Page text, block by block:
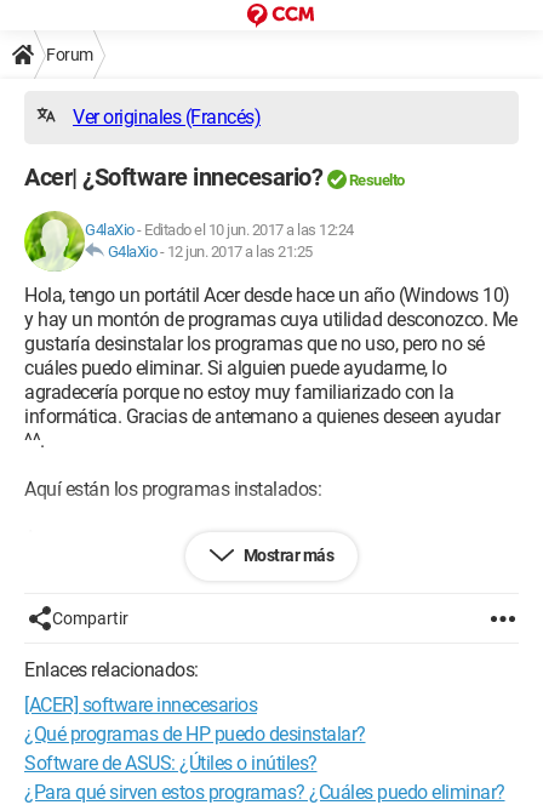
Forum
Ver originales (Francés)
Acer| ¿Software innecesario? Resuelto
G4laXio- Editado el 10 jun. 2017 a las 12:24
G4laXio- 12 jun. 2017 a las 21:25
Hola, tengo un portátil Acer desde hace un año (Windows 10)
y hay un montón de programas cuya utilidad desconozco. Me
gustaría desinstalar los programas que no uso, pero no sé
cuáles puedo eliminar. Si alguien puede ayudarme, lo
agradecería porque no estoy muy familiarizado con la
informática. Gracias de antemano a quienes deseen ayudar
^^.
Aquí están los programas instalados:
abFiles
abPhoto
Acer Care Center
Acer Portal
Acer Power Management
Acer Quick Access
Acer UEPI Framework
AOP Framework
Mostrar más
Compartir
Enlaces relacionados:
[ACER] software innecesarios
¿Qué programas de HP puedo desinstalar?
Software de ASUS: ¿Útiles o inútiles?
¿Para qué sirven estos programas? ¿Cuáles puedo eliminar?